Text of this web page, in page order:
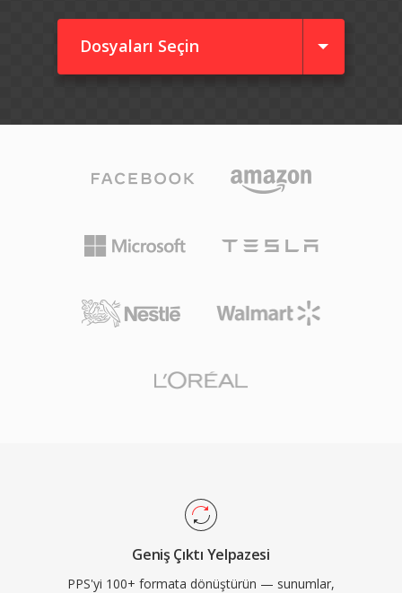
Dosyaları Seçin
Geniş Çıktı Yelpazesi
PPS'yi 100+ formata dönüştürün — sunumlar,